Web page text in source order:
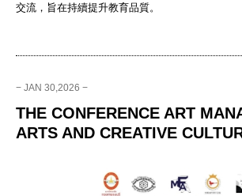
交流，旨在持續提升教育品質。
− JAN 30,2026 −
THE CONFERENCE ART
ARTS AND CREATIVE